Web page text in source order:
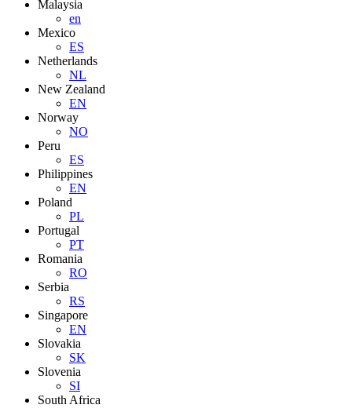
Malaysia
en
Mexico
ES
Netherlands
NL
New Zealand
EN
Norway
NO
Peru
ES
Philippines
EN
Poland
PL
Portugal
PT
Romania
RO
Serbia
RS
Singapore
EN
Slovakia
SK
Slovenia
SI
South Africa